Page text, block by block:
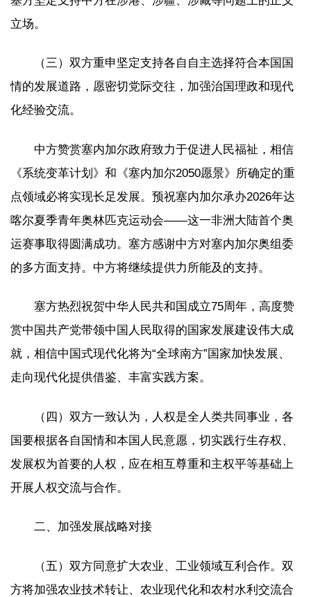
立场。
（三）双方重申坚定支持各自自主选择符合本国国
情的发展道路，愿密切党际交往，加强治国理政和现代
化经验交流。
中方赞赏塞内加尔政府致力于促进人民福祉，相信
《系统变革计划》和《塞内加尔2050愿景》所确定的重
点领域必将实现长足发展。预祝塞内加尔承办2026年达
喀尔夏季青年奥林匹克运动会——这一非洲大陆首个奥
运赛事取得圆满成功。塞方感谢中方对塞内加尔奥组委
的多方面支持。中方将继续提供力所能及的支持。
塞方热烈祝贺中华人民共和国成立75周年，高度赞
赏中国共产党带领中国人民取得的国家发展建设伟大成
就，相信中国式现代化将为“全球南方”国家加快发展、
走向现代化提供借鉴、丰富实践方案。
（四）双方一致认为，人权是全人类共同事业，各
国要根据各自国情和本国人民意愿，切实践行生存权、
发展权为首要的人权，应在相互尊重和主权平等基础上
开展人权交流与合作。
二、加强发展战略对接
（五）双方同意扩大农业、工业领域互利合作。双
方将加强农业技术转让、农业现代化和农村水利交流合